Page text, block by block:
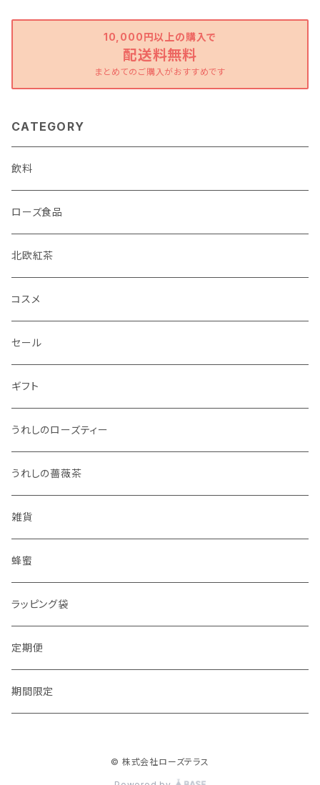
10,000円以上の購入で
配送料無料
まとめてのご購入がおすすめです
CATEGORY
飲料
ローズ食品
北欧紅茶
コスメ
セール
ギフト
うれしのローズティー
うれしの薔薇茶
雑貨
蜂蜜
ラッピング袋
定期便
期間限定
© 株式会社ローズテラス